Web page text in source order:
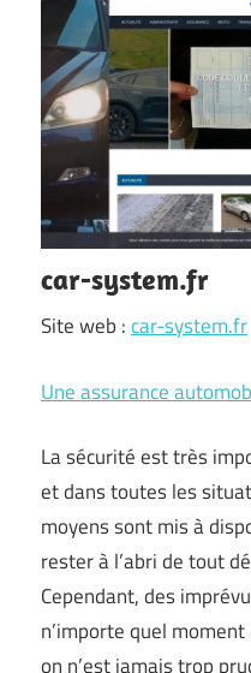
car-system.fr
Site web :car-system.fr
Une assurance
La sécurité est très
et dans toutes les
moyens sont mis à
rester à l’abri de tout
Cependant, des
n’importe quel
on n’est jamais trop